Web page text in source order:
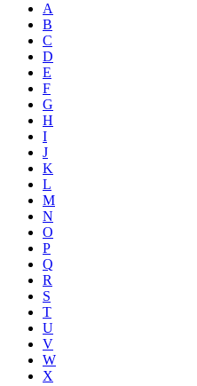
A
B
C
D
E
F
G
H
I
J
K
L
M
N
O
P
Q
R
S
T
U
V
W
X